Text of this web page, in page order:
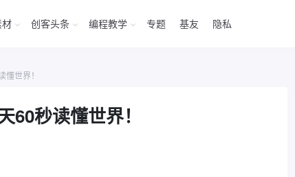
创客头条 编程教学 专题 基友 隐私
世界！
60秒读懂世界！